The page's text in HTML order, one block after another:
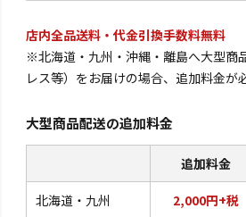
店内全品送料・代金引換手数料無料
※北海道・九州・沖縄・離島へ大型商
レス等）をお届けの場合、追加料金が
大型商品配送の追加料金
追加料金
北海道・九州 2,000円+税